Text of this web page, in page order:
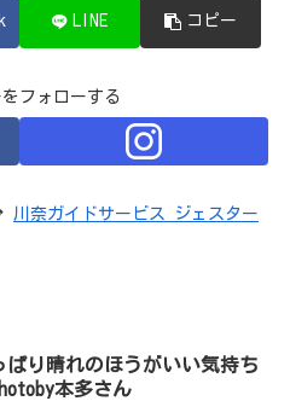
LINE コピー
フォローする
川奈ガイドサービス ジェスター
ぱり晴れのほうがいい気持ち
本多さん